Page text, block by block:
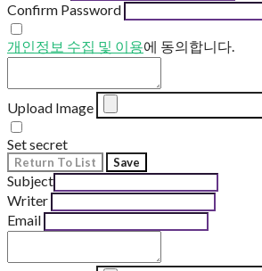
Confirm Password
개인정보 수집 및 이용에 동의합니다.
Upload Image
Set secret
Return To List Save
Subject
Writer
Email